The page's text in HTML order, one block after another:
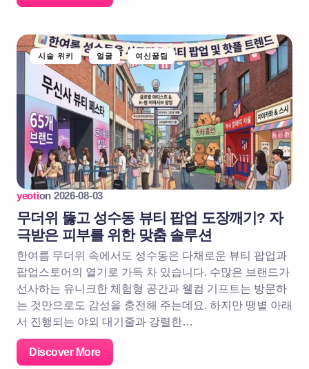
시술 위키 얼굴 여신꿀팁
yeotion 2026-08-03
무더위 뚫고 성수동 뷰티 팝업 도장깨기? 자
극받은 피부를 위한 맞춤 솔루션
한여름 무더위 속에서도 성수동은 다채로운 뷰티 팝업과
팝업스토어의 열기로 가득 차 있습니다. 수많은 브랜드가
선사하는 유니크한 체험형 공간과 웰컴 기프트는 방문하
는 것만으로도 감성을 충전해 주는데요. 하지만 땡볕 아래
서 진행되는 야외 대기줄과 강렬한…
Discover More